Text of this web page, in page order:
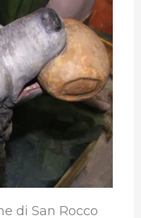
g
r
a
m
b
l
r
di San Rocco